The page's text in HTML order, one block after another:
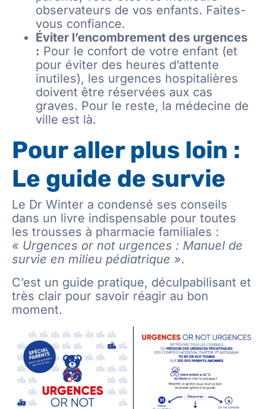
observateurs de vos enfants. Faites-
vous confiance.
Éviter l’encombrement des urgences
: Pour le confort de votre enfant (et
pour éviter des heures d’attente
inutiles), les urgences hospitalières
doivent être réservées aux cas
graves. Pour le reste, la médecine de
ville est là.
Pour aller plus loin :
Le guide de survie
Le Dr Winter a condensé ses conseils
dans un livre indispensable pour toutes
les trousses à pharmacie familiales :
« Urgences or not urgences : Manuel de
survie en milieu pédiatrique ».
C’est un guide pratique, déculpabilisant et
très clair pour savoir réagir au bon
moment.